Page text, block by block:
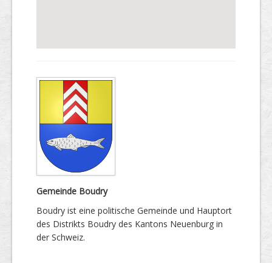
Gemeinde Boudry
Boudry ist eine politische Gemeinde und Hauptort
des Distrikts Boudry des Kantons Neuenburg in
der Schweiz.